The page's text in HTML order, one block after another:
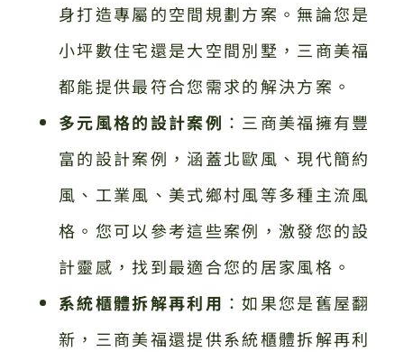
身打造專屬的空間規劃方案。無論您是
小坪數住宅還是大空間別墅，三商美福
都能提供最符合您需求的解決方案。
多元風格的設計案例 ：三商美福擁有豐
富的設計案例，涵蓋北歐風、現代簡約
風、工業風、美式鄉村風等多種主流風
格。您可以參考這些案例，激發您的設
計靈感，找到最適合您的居家風格。
系統櫃體拆解再利用 ：如果您是舊屋翻
新，三商美福還提供系統櫃體拆解再利